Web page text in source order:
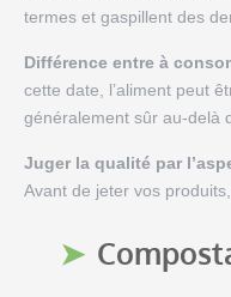
termes et gaspillent des
Différence entre à
cette date, l’aliment peut
généralement sûr au-delà
Juger la qualité par
Avant de jeter vos